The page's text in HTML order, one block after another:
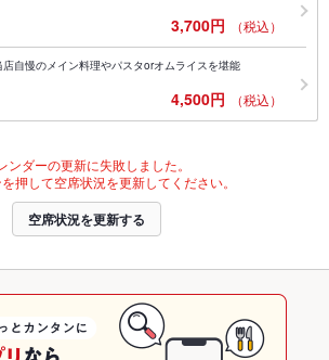
3,700円 （税込）
店自慢のメイン料理やパスタorオムライスを堪能
4,500円 （税込）
ンダーの更新に失敗しました。
押して空席状況を更新してください。
空席状況を更新する